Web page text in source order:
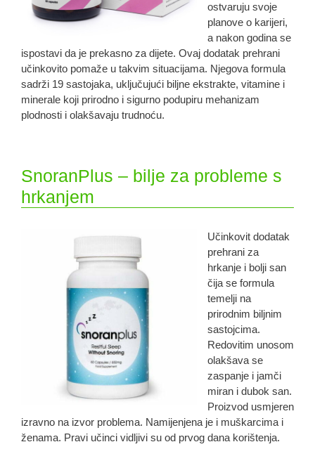
ostvaruju svoje
planove o karijeri,
a nakon godina se
ispostavi da je prekasno za dijete. Ovaj dodatak prehrani
učinkovito pomaže u takvim situacijama. Njegova formula
sadrži 19 sastojaka, uključujući biljne ekstrakte, vitamine i
minerale koji prirodno i sigurno podupiru mehanizam
plodnosti i olakšavaju trudnoću.
SnoranPlus – bilje za probleme s
hrkanjem
Učinkovit dodatak
prehrani za
hrkanje i bolji san
čija se formula
temelji na
prirodnim biljnim
sastojcima.
Redovitim unosom
olakšava se
zaspanje i jamči
miran i dubok san.
Proizvod usmjeren
izravno na izvor problema. Namijenjena je i muškarcima i
ženama. Pravi učinci vidljivi su od prvog dana korištenja.